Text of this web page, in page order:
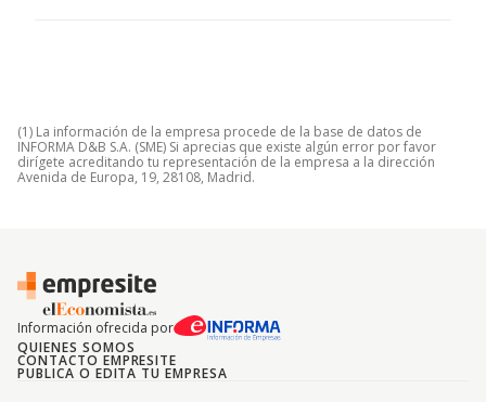
(1) La información de la empresa procede de la base de datos de
INFORMA D&B S.A. (SME) Si aprecias que existe algún error por favor
dirígete acreditando tu representación de la empresa a la dirección
Avenida de Europa, 19, 28108, Madrid.
Información ofrecida por
QUIENES SOMOS
CONTACTO EMPRESITE
PUBLICA O EDITA TU EMPRESA